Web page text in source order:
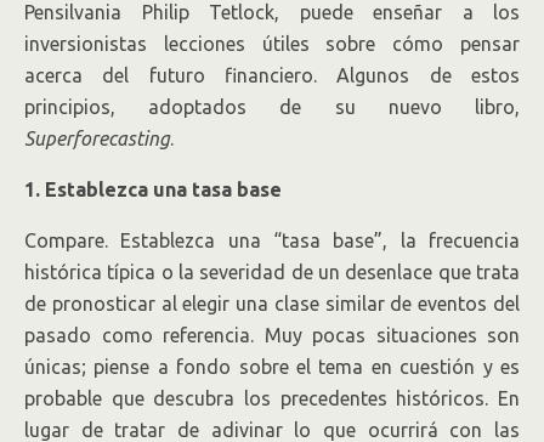
Pensilvania Philip Tetlock, puede enseñar a los
inversionistas lecciones útiles sobre cómo pensar
acerca del futuro financiero. Algunos de estos
principios, adoptados de su nuevo libro,
Superforecasting.
1. Establezca una tasa base
Compare. Establezca una “tasa base”, la frecuencia
histórica típica o la severidad de un desenlace que trata
de pronosticar al elegir una clase similar de eventos del
pasado como referencia. Muy pocas situaciones son
únicas; piense a fondo sobre el tema en cuestión y es
probable que descubra los precedentes históricos. En
lugar de tratar de adivinar lo que ocurrirá con las